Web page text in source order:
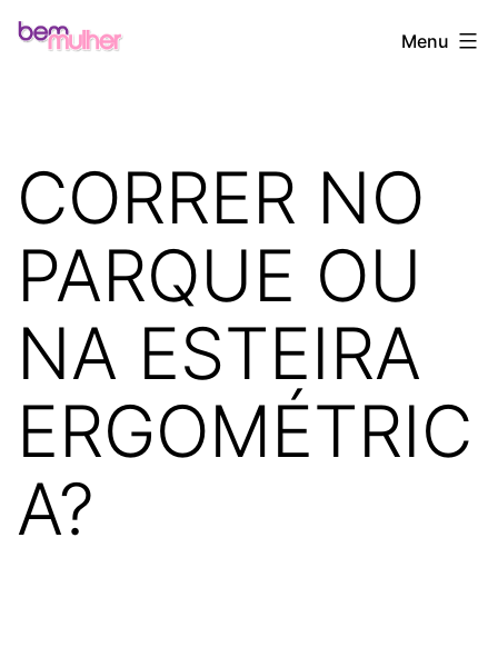
Pular
Bem
Menu
CORRER NO
PARQUE OU
NA ESTEIRA
ERGOMÉTRIC
A?